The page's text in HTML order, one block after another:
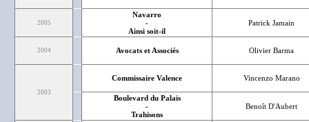
2005
Navarro
-
Ainsi soit-il
Patrick Jamain
2004 Avocats et Associés Olivier Barma
2003
Commissaire Valence Vincenzo Marano
Boulevard du Palais
-
Trahisons
Benoît D'Aubert